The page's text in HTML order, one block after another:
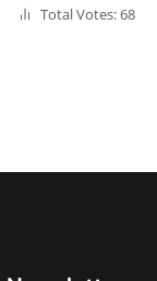
Total Votes: 68